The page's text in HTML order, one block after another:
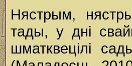
Нястрым,
тады, у дні
шматквецілі